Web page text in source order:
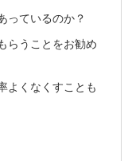
っているのか？
らうことをお勧め
よくなくすことも